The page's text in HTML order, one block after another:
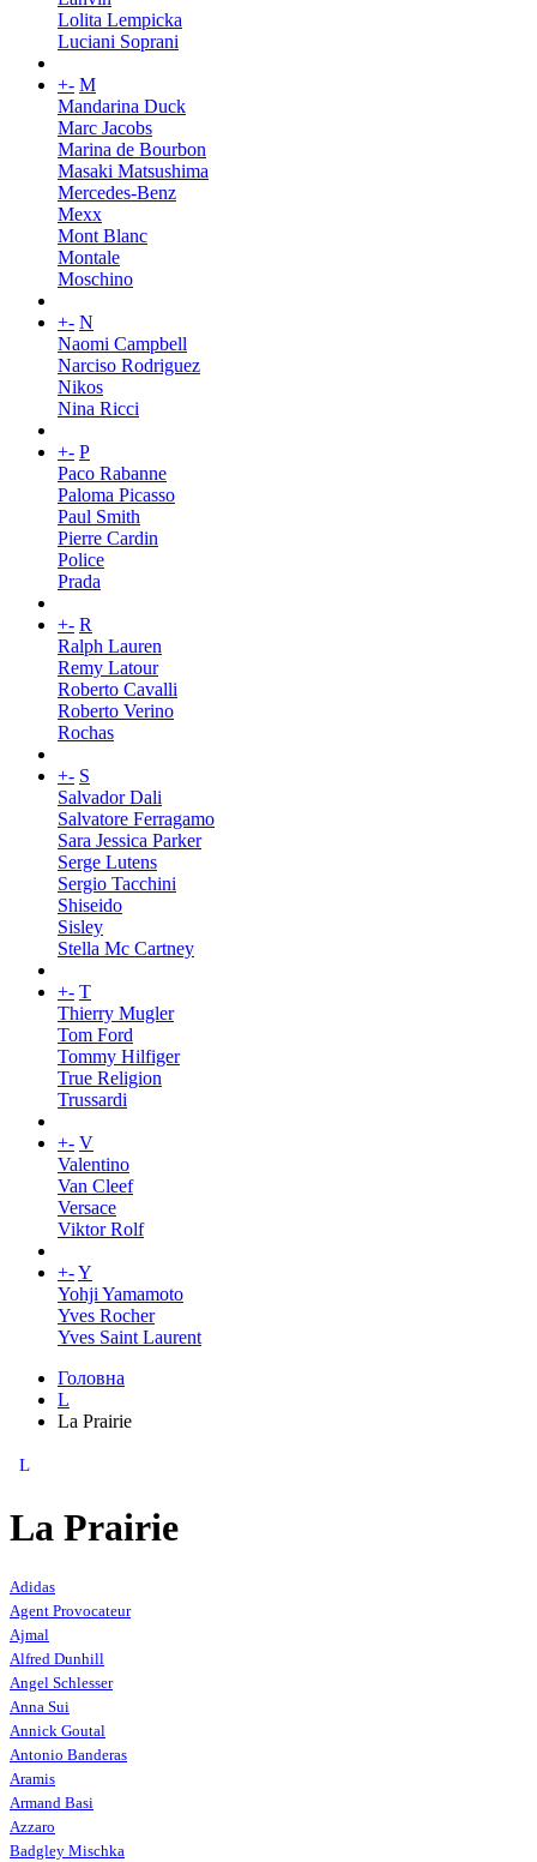
Lolita Lempicka
Luciani Soprani
+- M
Mandarina Duck
Marc Jacobs
Marina de Bourbon
Masaki Matsushima
Mercedes-Benz
Mexx
Mont Blanc
Montale
Moschino
+- N
Naomi Campbell
Narciso Rodriguez
Nikos
Nina Ricci
+- P
Paco Rabanne
Paloma Picasso
Paul Smith
Pierre Cardin
Police
Prada
+- R
Ralph Lauren
Remy Latour
Roberto Cavalli
Roberto Verino
Rochas
+- S
Salvador Dali
Salvatore Ferragamo
Sara Jessica Parker
Serge Lutens
Sergio Tacchini
Shiseido
Sisley
Stella Mc Cartney
+- T
Thierry Mugler
Tom Ford
Tommy Hilfiger
True Religion
Trussardi
+- V
Valentino
Van Cleef
Versace
Viktor Rolf
+-Y
Yohji Yamamoto
Yves Rocher
Yves Saint Laurent
Головна
L
La Prairie
L
La Prairie
Adidas
Agent Provocateur
Ajmal
Alfred Dunhill
Angel Schlesser
Anna Sui
Annick Goutal
Antonio Banderas
Aramis
Armand Basi
Azzaro
Badgley Mischka